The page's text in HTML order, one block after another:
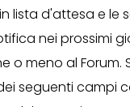
lista d'attesa e le
nei prossimi
o meno al Forum.
seguenti campi